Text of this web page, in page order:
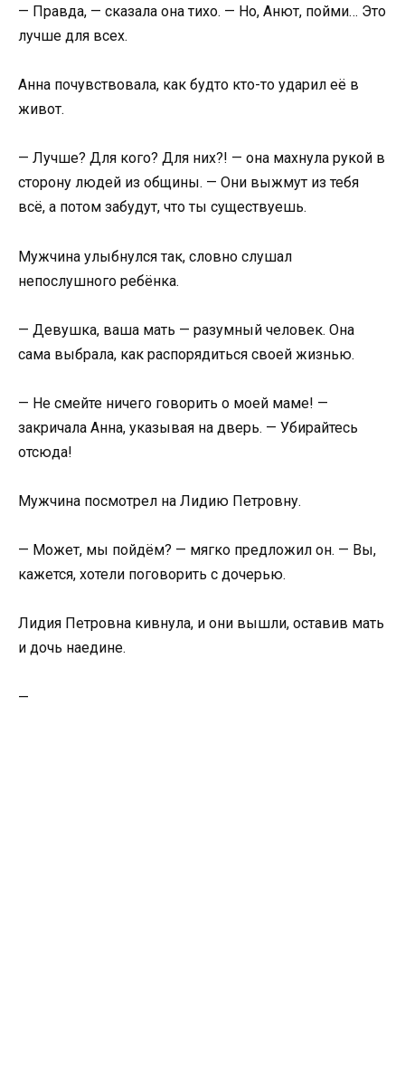
— Правда, — сказала она тихо. — Но, Анют, пойми… Это
лучше для всех.
Анна почувствовала, как будто кто-то ударил её в
живот.
— Лучше? Для кого? Для них?! — она махнула рукой в
сторону людей из общины. — Они выжмут из тебя
всё, а потом забудут, что ты существуешь.
Мужчина улыбнулся так, словно слушал
непослушного ребёнка.
— Девушка, ваша мать — разумный человек. Она
сама выбрала, как распорядиться своей жизнью.
— Не смейте ничего говорить о моей маме! —
закричала Анна, указывая на дверь. — Убирайтесь
отсюда!
Мужчина посмотрел на Лидию Петровну.
— Может, мы пойдём? — мягко предложил он. — Вы,
кажется, хотели поговорить с дочерью.
Лидия Петровна кивнула, и они вышли, оставив мать
и дочь наедине.
—